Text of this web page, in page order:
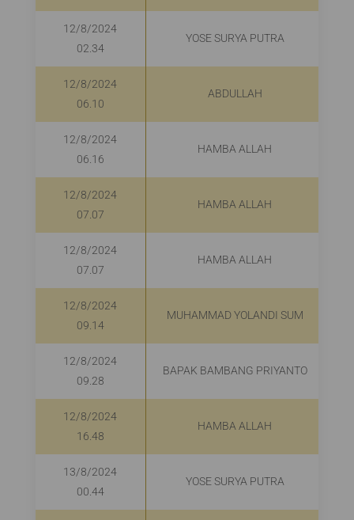
12/8/2024
02.34
YOSE SURYA PUTRA
12/8/2024
06.10
ABDULLAH
12/8/2024
06.16
HAMBA ALLAH
12/8/2024
07.07
HAMBA ALLAH
12/8/2024
07.07
HAMBA ALLAH
12/8/2024
09.14
MUHAMMAD YOLANDI SUM
12/8/2024
09.28
BAPAK BAMBANG PRIYANTO
12/8/2024
16.48
HAMBA ALLAH
13/8/2024
00.44
YOSE SURYA PUTRA